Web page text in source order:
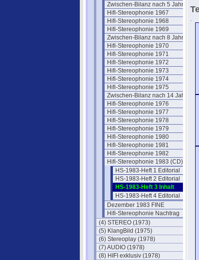
Zwischen-Bilanz nach 5 Jahren
Hifi-Stereophonie 1967
Hifi-Stereophonie 1968
Hifi-Stereophonie 1969
Zwischen-Bilanz nach 8 Jahren
Hifi-Stereophonie 1970
Hifi-Stereophonie 1971
Hifi-Stereophonie 1972
Hifi-Stereophonie 1973
Hifi-Stereophonie 1974
Hifi-Stereophonie 1975
Zwischen-Bilanz nach 14 Jahren
Hifi-Stereophonie 1976
Hifi-Stereophonie 1977
Hifi-Stereophonie 1978
Hifi-Stereophonie 1979
Hifi-Stereophonie 1980
Hifi-Stereophonie 1981
Hifi-Stereophonie 1982
Hifi-Stereophonie 1983 (CD)
HS-1983-Heft 1 Editorial
HS-1983-Heft 2 Editorial
HS-1983-Heft 3 Inhalt
HS-1983-Heft 4 Editorial
Dezember 1983 FINE
Hifi-Stereophonie Nachtrag
(4) STEREO (1973)
(5) KlangBild (1975)
(6) Stereoplay (1978)
(7) AUDIO (1978)
(8) HIFI exklusiv (1978)
.